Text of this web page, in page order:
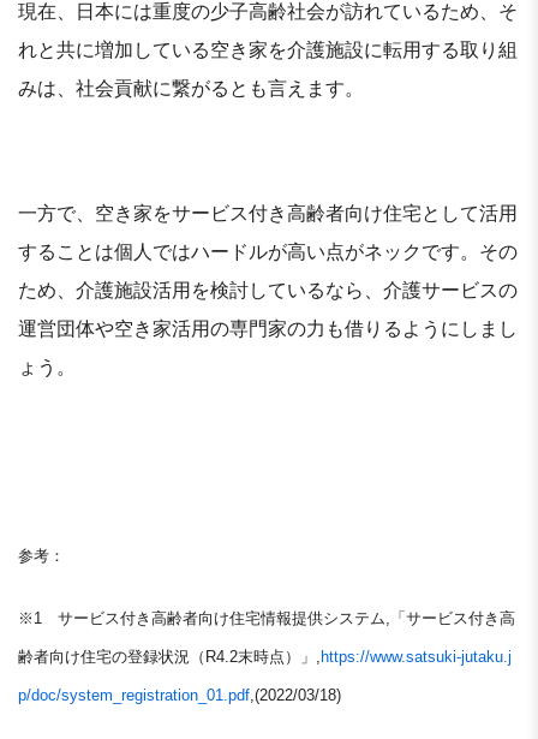
現在、日本には重度の少子高齢社会が訪れているため、そ
れと共に増加している空き家を介護施設に転用する取り組
みは、社会貢献に繋がるとも言えます。
一方で、空き家をサービス付き高齢者向け住宅として活用
することは個人ではハードルが高い点がネックです。その
ため、介護施設活用を検討しているなら、介護サービスの
運営団体や空き家活用の専門家の力も借りるようにしまし
ょう。
参考：
※1 サービス付き高齢者向け住宅情報提供システム,「サービス付き高
齢者向け住宅の登録状況（R4.2末時点）」, https://www.satsuki-jutaku.j
p/doc/system_registration_01.pdf,(2022/03/18)